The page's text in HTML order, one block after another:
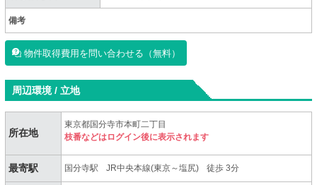
備考
物件取得費用を問い合わせる（無料）
周辺環境 / 立地
所在地
東京都国分寺市本町二丁目
枝番などはログイン後に表示されます
最寄駅 国分寺駅 JR中央本線(東京～塩尻) 徒歩 3分